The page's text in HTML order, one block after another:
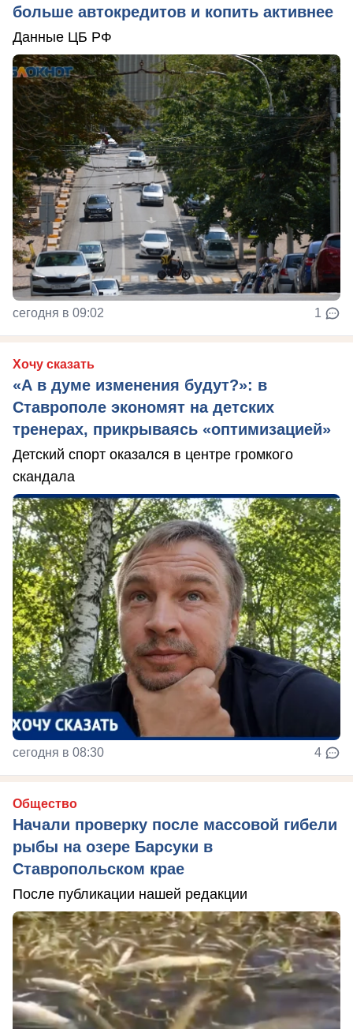
больше автокредитов и копить активнее
Данные ЦБ РФ
сегодня в 09:02 1
Хочу сказать
«А в думе изменения будут?»: в
Ставрополе экономят на детских
тренерах, прикрываясь «оптимизацией»
Детский спорт оказался в центре громкого
скандала
сегодня в 08:30 4
Общество
Начали проверку после массовой гибели
рыбы на озере Барсуки в
Ставропольском крае
После публикации нашей редакции